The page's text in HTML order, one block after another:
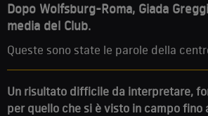
Dopo Wolfsburg-Roma, Giada
media del Club.
Queste sono state le parole della
Un risultato difficile da interpretare,
per quello che si è visto in campo fino